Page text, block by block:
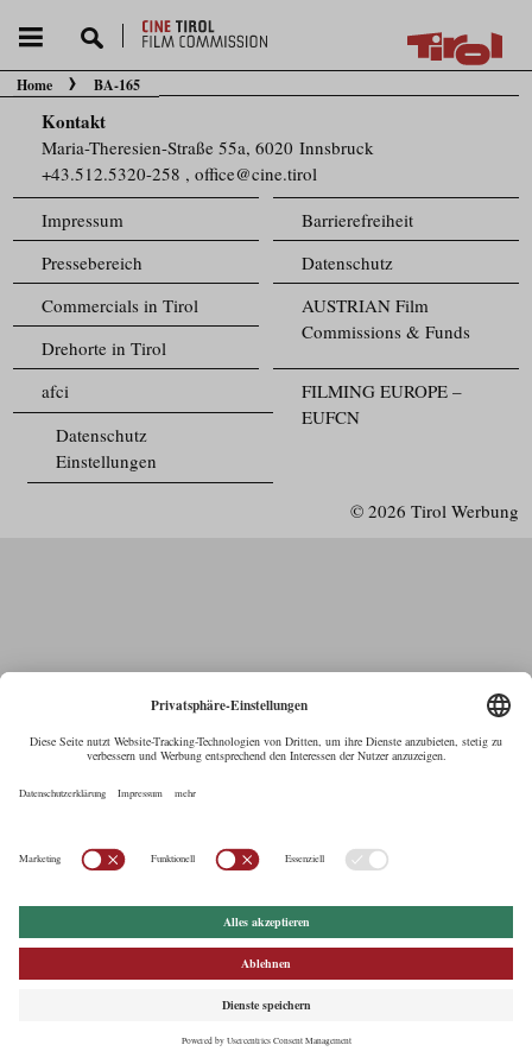
Sie befinden sich hier:
Home BA-165
Kontakt
Maria-Theresien-Straße 55a, 6020 Innsbruck
+43.512.5320-258 ,office@cine.tirol
Impressum
Barrierefreiheit
Pressebereich
Datenschutz
Commercials in Tirol
AUSTRIAN Film
Commissions & Funds
Drehorte in Tirol
FILMING EUROPE –
EUFCN
afci
Datenschutz
Einstellungen
© 2026 Tirol Werbung